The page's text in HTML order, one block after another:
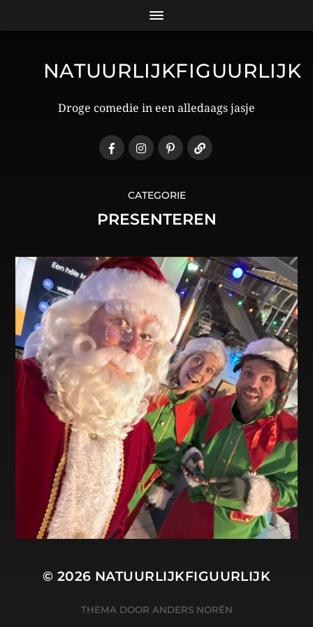
NATUURLIJKFIGUURLIJK
Droge comedie in een alledaags jasje
CATEGORIE
PRESENTEREN
© 2026 NATUURLIJKFIGUURLIJK
THEMA DOOR ANDERS NORÉN